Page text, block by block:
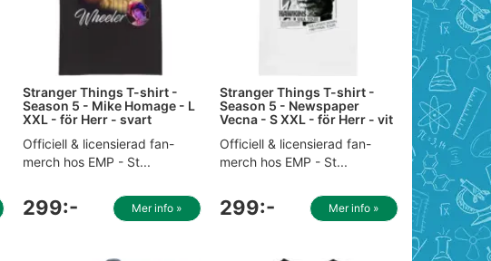
Stranger Things T-shirt -
Season 5 - Mike Homage - L
XXL - för Herr - svart
Officiell & licensierad fan-
merch hos EMP - St...
299:- Mer info »
Stranger Things T-shirt -
Season 5 - Newspaper
Vecna - S XXL - för Herr - vit
Officiell & licensierad fan-
merch hos EMP - St...
299:- Mer info »